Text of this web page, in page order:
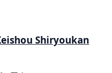
Shiryoukan